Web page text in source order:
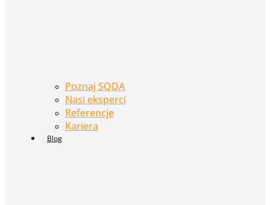
Poznaj SQDA
Nasi eksperci
Referencje
Kariera
Blog